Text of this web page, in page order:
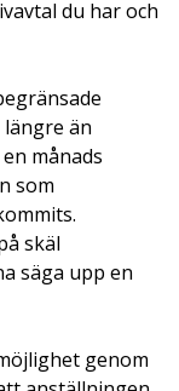
du har och
än
månads
som
skäl
säga upp en
genom